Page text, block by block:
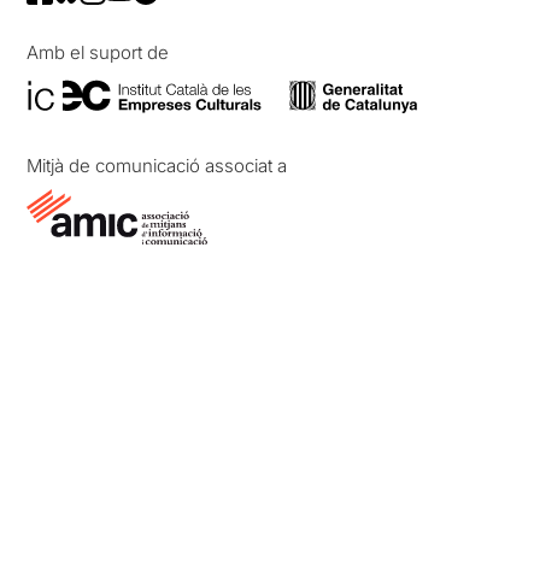
Amb el suport de
Mitjà de comunicació associat a